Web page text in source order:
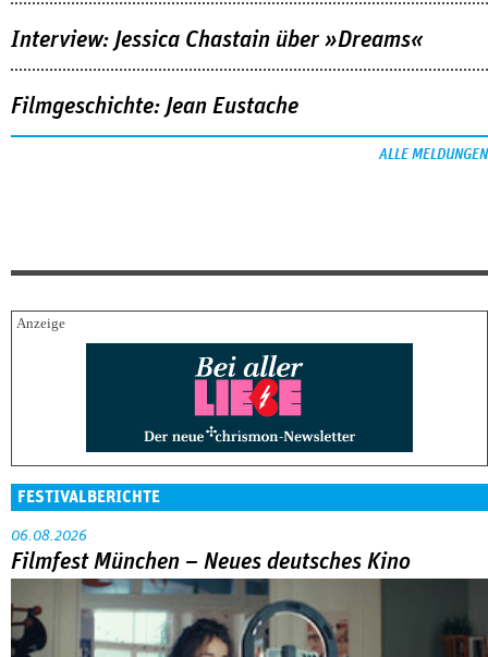
Interview: Jessica Chastain über »Dreams«
Filmgeschichte: Jean Eustache
ALLE MELDUNGEN
FESTIVALBERICHTE
06.08.2026
Filmfest München – Neues deutsches Kino